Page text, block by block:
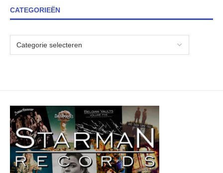
CATEGORIEËN